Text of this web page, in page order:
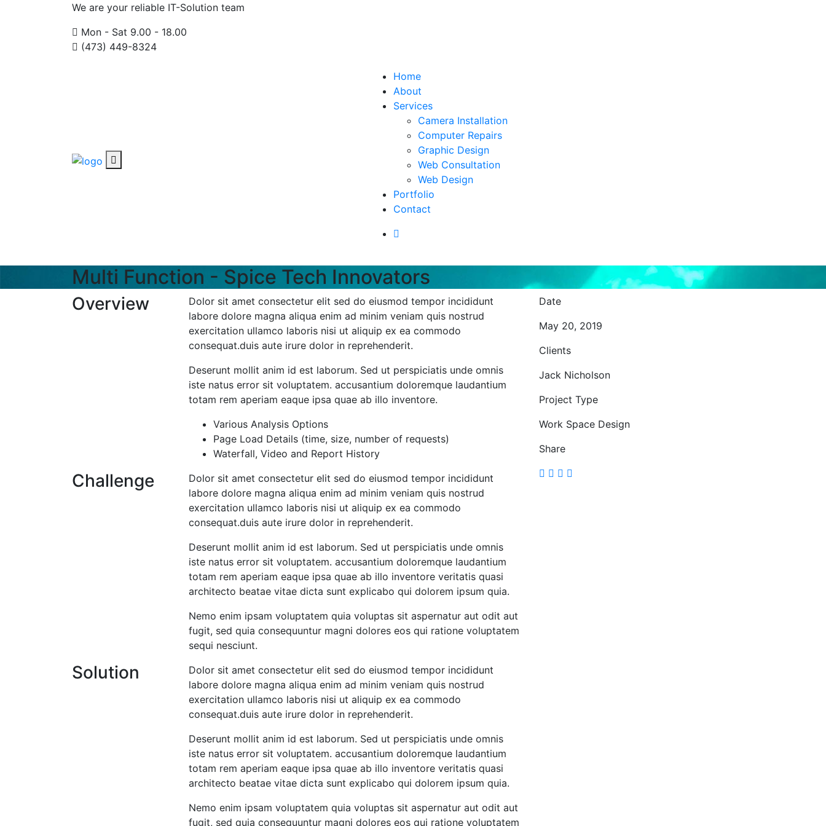
We are your reliable IT-Solution team
Mon - Sat 9.00 - 18.00
(473) 449-8324
Home
About
Services
Camera Installation
Computer Repairs
Graphic Design
Web Consultation
Web Design
Portfolio
Contact
Multi Function - Spice Tech Innovators
Overview
Dolor sit amet consectetur elit sed do eiusmod tempor incididunt
labore dolore magna aliqua enim ad minim veniam quis nostrud
exercitation ullamco laboris nisi ut aliquip ex ea commodo
consequat.duis aute irure dolor in reprehenderit.
Deserunt mollit anim id est laborum. Sed ut perspiciatis unde omnis
iste natus error sit voluptatem. accusantium doloremque laudantium
totam rem aperiam eaque ipsa quae ab illo inventore.
Various Analysis Options
Page Load Details (time, size, number of requests)
Waterfall, Video and Report History
Challenge
Dolor sit amet consectetur elit sed do eiusmod tempor incididunt
labore dolore magna aliqua enim ad minim veniam quis nostrud
exercitation ullamco laboris nisi ut aliquip ex ea commodo
consequat.duis aute irure dolor in reprehenderit.
Deserunt mollit anim id est laborum. Sed ut perspiciatis unde omnis
iste natus error sit voluptatem. accusantium doloremque laudantium
totam rem aperiam eaque ipsa quae ab illo inventore veritatis quasi
architecto beatae vitae dicta sunt explicabo qui dolorem ipsum quia.
Nemo enim ipsam voluptatem quia voluptas sit aspernatur aut odit aut
fugit, sed quia consequuntur magni dolores eos qui ratione voluptatem
sequi nesciunt.
Solution
Dolor sit amet consectetur elit sed do eiusmod tempor incididunt
labore dolore magna aliqua enim ad minim veniam quis nostrud
exercitation ullamco laboris nisi ut aliquip ex ea commodo
consequat.duis aute irure dolor in reprehenderit.
Deserunt mollit anim id est laborum. Sed ut perspiciatis unde omnis
iste natus error sit voluptatem. accusantium doloremque laudantium
totam rem aperiam eaque ipsa quae ab illo inventore veritatis quasi
architecto beatae vitae dicta sunt explicabo qui dolorem ipsum quia.
Nemo enim ipsam voluptatem quia voluptas sit aspernatur aut odit aut
fugit, sed quia consequuntur magni dolores eos qui ratione voluptatem
Date
May 20, 2019
Clients
Jack Nicholson
Project Type
Work Space Design
Share